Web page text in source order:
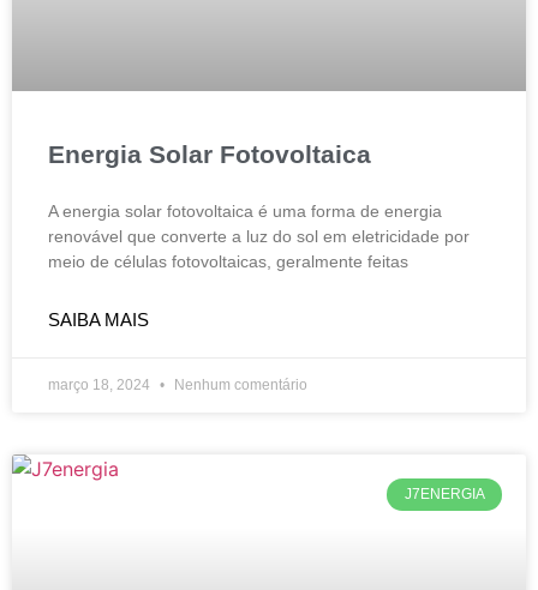
Energia Solar Fotovoltaica
A energia solar fotovoltaica é uma forma de energia
renovável que converte a luz do sol em eletricidade por
meio de células fotovoltaicas, geralmente feitas
SAIBA MAIS
março 18, 2024 Nenhum comentário
J7ENERGIA